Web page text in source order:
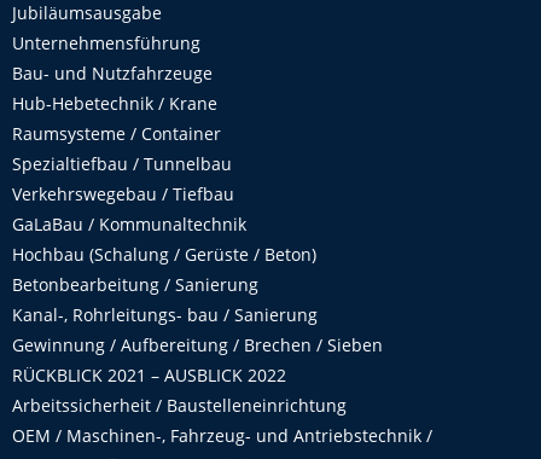
Jubiläumsausgabe
Unternehmensführung
Bau- und Nutzfahrzeuge
Hub-Hebetechnik / Krane
Raumsysteme / Container
Spezialtiefbau / Tunnelbau
Verkehrswegebau / Tiefbau
GaLaBau / Kommunaltechnik
Hochbau (Schalung / Gerüste / Beton)
Betonbearbeitung / Sanierung
Kanal-, Rohrleitungs- bau / Sanierung
Gewinnung / Aufbereitung / Brechen / Sieben
RÜCKBLICK 2021 – AUSBLICK 2022
Arbeitssicherheit / Baustelleneinrichtung
OEM / Maschinen-, Fahrzeug- und Antriebstechnik /